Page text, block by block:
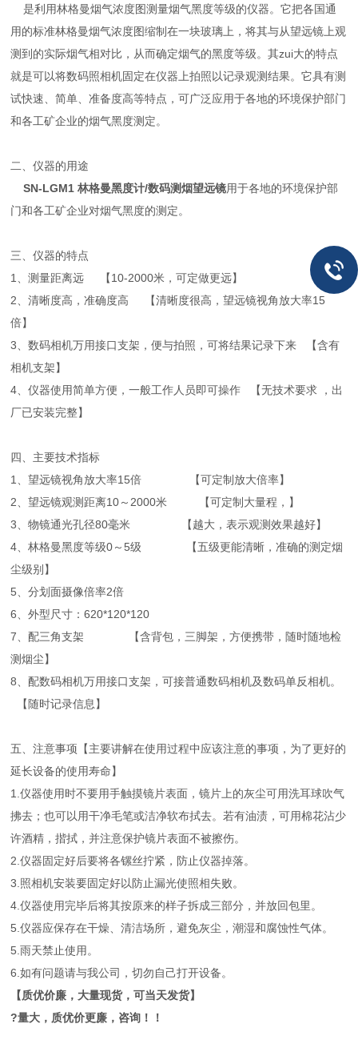
是利用林格曼烟气浓度图测量烟气黑度等级的仪器。它把各国通
用的标准林格曼烟气浓度图缩制在一块玻璃上，将其与从望远镜上观
测到的实际烟气相对比，从而确定烟气的黑度等级。其zui大的特点
就是可以将数码照相机固定在仪器上拍照以记录观测结果。它具有测
试快速、简单、准备度高等特点，可广泛应用于各地的环境保护部门
和各工矿企业的烟气黑度测定。
二、仪器的用途
SN-LGM1 林格曼黑度计/数码测烟望远镜用于各地的环境保护部
门和各工矿企业对烟气黑度的测定。
三、仪器的特点
1、测量距离远 【10-2000米，可定做更远】
2、清晰度高，准确度高 【清晰度很高，望远镜视角放大率15
倍】
3、数码相机万用接口支架，便与拍照，可将结果记录下来 【含有
相机支架】
4、仪器使用简单方便，一般工作人员即可操作 【无技术要求 ，出
厂已安装完整】
四、主要技术指标
1、望远镜视角放大率15倍 【可定制放大倍率】
2、望远镜观测距离10～2000米 【可定制大量程，】
3、物镜通光孔径80毫米 【越大，表示观测效果越好】
4、林格曼黑度等级0～5级 【五级更能清晰，准确的测定烟
尘级别】
5、分划面摄像倍率2倍
6、外型尺寸：620*120*120
7、配三角支架 【含背包，三脚架，方便携带，随时随地检
测烟尘】
8、配数码相机万用接口支架，可接普通数码相机及数码单反相机。
【随时记录信息】
五、注意事项【主要讲解在使用过程中应该注意的事项，为了更好的
延长设备的使用寿命】
1.仪器使用时不要用手触摸镜片表面，镜片上的灰尘可用洗耳球吹气
拂去；也可以用干净毛笔或洁净软布拭去。若有油渍，可用棉花沾少
许酒精，揩拭，并注意保护镜片表面不被擦伤。
2.仪器固定好后要将各镙丝拧紧，防止仪器掉落。
3.照相机安装要固定好以防止漏光使照相失败。
4.仪器使用完毕后将其按原来的样子拆成三部分，并放回包里。
5.仪器应保存在干燥、清洁场所，避免灰尘，潮湿和腐蚀性气体。
5.雨天禁止使用。
6.如有问题请与我公司，切勿自己打开设备。
【质优价廉，大量现货，可当天发货】
?量大，质优价更廉，咨询！！